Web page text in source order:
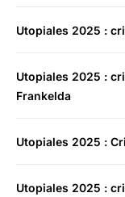
Utopiales 2025 :
Utopiales 2025 :
Frankelda
Utopiales 2025 :
Utopiales 2025 :